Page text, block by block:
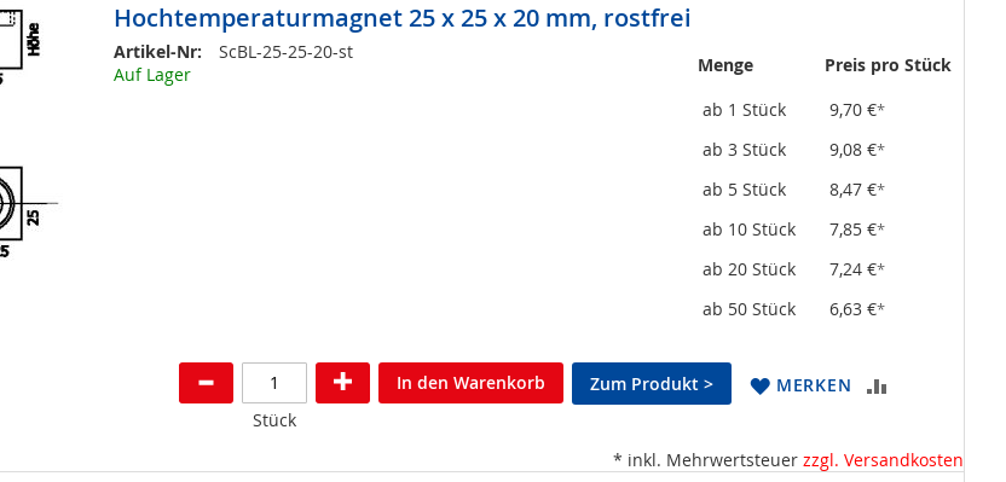
Hochtemperaturmagnet 25 x 25 x 20 mm, rostfrei
Artikel-Nr:
ScBL-25-25-20-st
Auf Lager
Menge
Preis pro Stück
ab 1 Stück
9,70 €*
ab 3 Stück 9,08 €*
ab 5 Stück 8,47 €*
ab 10 Stück 7,85 €*
ab 20 Stück 7,24 €*
ab 50 Stück 6,63 €*
Stück
In den Warenkorb Zum Produkt > MERKEN
HINZUFÜGEN
* inkl. Mehrwertsteuer zzgl. Versandkosten